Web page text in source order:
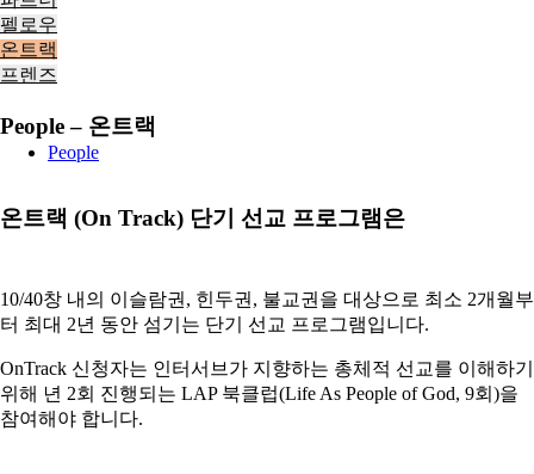
People
펠로우
온트랙
프렌즈
People – 온트랙
온트랙 (On Track) 단기 선교 프로그램은
10/40창 내의 이슬람권, 힌두권, 불교권을 대상으로 최소 2개월부
터 최대 2년 동안 섬기는 단기 선교 프로그램입니다.
OnTrack 신청자는 인터서브가 지향하는 총체적 선교를 이해하기
위해 년 2회 진행되는 LAP 북클럽(Life As People of God, 9회)을
참여해야 합니다.